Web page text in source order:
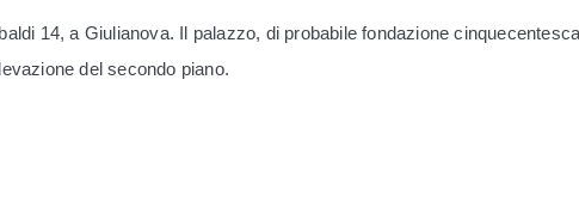
14, a Giulianova. Il palazzo, di probabile fondazione
del secondo piano.